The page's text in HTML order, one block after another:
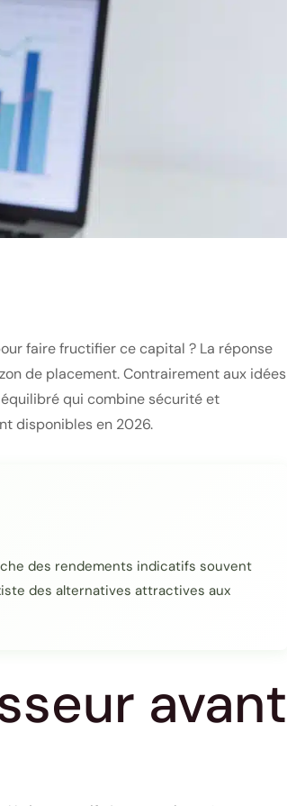
faire fructifier ce capital ? La réponse
de placement. Contrairement aux idées
qui combine sécurité et
disponibles en 2026.
des rendements indicatifs souvent
des alternatives attractives aux
avant